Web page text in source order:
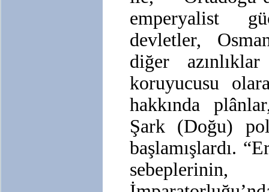
emperyalist
devletler,
diğer
koruyucusu
hakkında
Şark (Doğu)
başlamışlardı.